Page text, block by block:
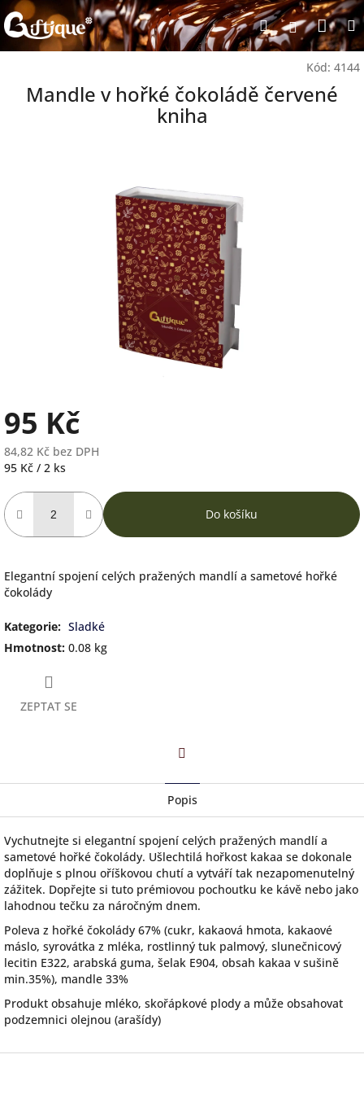
Přejít
na
obsah
Hledat
Kód: 4144
Mandle v hořké čokoládě červené
kniha
95 Kč
84,82 Kč bez DPH
Měrná
95 Kč / 2 ks
Do košíku
Elegantní spojení celých pražených mandlí a sametové hořké
čokolády
Kategorie: Sladké
Hmotnost: 0.08 kg
ZEPTAT SE
Popis
Vychutnejte si elegantní spojení celých pražených mandlí a
sametové hořké čokolády. Ušlechtilá hořkost kakaa se dokonale
doplňuje s plnou oříškovou chutí a vytváří tak nezapomenutelný
zážitek. Dopřejte si tuto prémiovou pochoutku ke kávě nebo jako
lahodnou tečku za náročným dnem.
Poleva z hořké čokolády 67% (cukr, kakaová hmota, kakaové
máslo, syrovátka z mléka, rostlinný tuk palmový, slunečnicový
lecitin E322, arabská guma, šelak E904, obsah kakaa v sušině
min.35%), mandle 33%
Produkt obsahuje mléko, skořápkové plody a může obsahovat
podzemnici olejnou (arašídy)